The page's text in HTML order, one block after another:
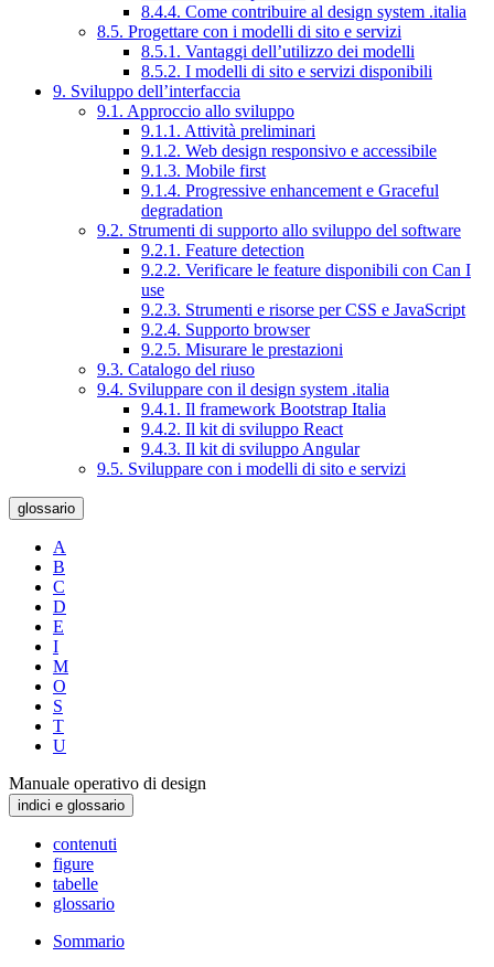
8.4.4. Come contribuire al design system .italia
8.5. Progettare con i modelli di sito e servizi
8.5.1. Vantaggi dell’utilizzo dei modelli
8.5.2. I modelli di sito e servizi disponibili
9. Sviluppo dell’interfaccia
9.1. Approccio allo sviluppo
9.1.1. Attività preliminari
9.1.2. Web design responsivo e accessibile
9.1.3. Mobile first
9.1.4. Progressive enhancement e Graceful
degradation
9.2. Strumenti di supporto allo sviluppo del software
9.2.1. Feature detection
9.2.2. Verificare le feature disponibili con Can I
use
9.2.3. Strumenti e risorse per CSS e JavaScript
9.2.4. Supporto browser
9.2.5. Misurare le prestazioni
9.3. Catalogo del riuso
9.4. Sviluppare con il design system .italia
9.4.1. Il framework Bootstrap Italia
9.4.2. Il kit di sviluppo React
9.4.3. Il kit di sviluppo Angular
9.5. Sviluppare con i modelli di sito e servizi
glossario
A
B
C
D
E
I
M
O
S
T
U
Manuale operativo di design
indici e glossario
contenuti
figure
tabelle
glossario
Sommario